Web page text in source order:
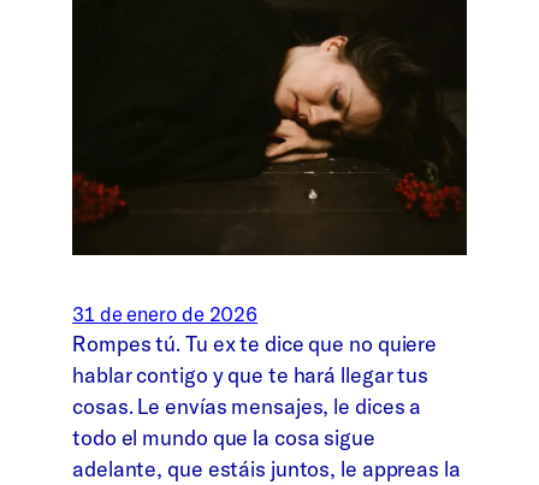
31 de enero de 2026
Rompes tú. Tu ex te dice que no quiere
hablar contigo y que te hará llegar tus
cosas. Le envías mensajes, le dices a
todo el mundo que la cosa sigue
adelante, que estáis juntos, le appreas la